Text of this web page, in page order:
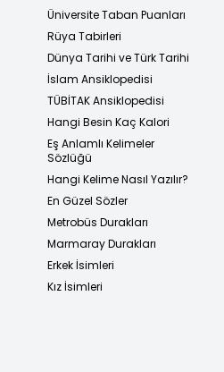
Üniversite Taban Puanları
Rüya Tabirleri
Dünya Tarihi ve Türk Tarihi
İslam Ansiklopedisi
TÜBİTAK Ansiklopedisi
Hangi Besin Kaç Kalori
Eş Anlamlı Kelimeler
Sözlüğü
Hangi Kelime Nasıl Yazılır?
En Güzel Sözler
Metrobüs Durakları
Marmaray Durakları
Erkek İsimleri
Kız İsimleri